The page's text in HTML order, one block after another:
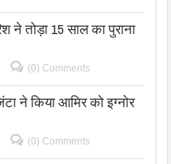
ने तोड़ा 15 साल का पुराना
(0) Comments
ने किया आमिर को इग्नोर
(0) Comments